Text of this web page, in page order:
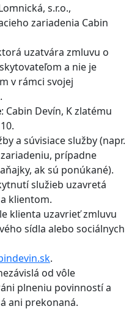
s.r.o.,
zariadenia Cabin
uzatvára zmluvu o
a nie je
v rámci svojej
: Cabin Devín, K zlatému
a súvisiace služby (napr.
prípadne
ak sú ponúkané).
služieb uzavretá
klientom.
klienta uzavrieť zmluvu
sídla alebo sociálnych
.
od vôle
plneniu povinností a
ani prekonaná.